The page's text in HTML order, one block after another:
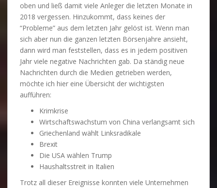
oben und ließ damit viele Anleger die letzten Monate in
2018 vergessen. Hinzukommt, dass keines der
“Probleme” aus dem letzten Jahr gelöst ist. Wenn man
sich aber nun die ganzen letzten Börsenjahre ansieht,
dann wird man feststellen, dass es in jedem positiven
Jahr viele negative Nachrichten gab. Da ständig neue
Nachrichten durch die Medien getrieben werden,
möchte ich hier eine Übersicht der wichtigsten
aufführen:
Krimkrise
Wirtschaftswachstum von China verlangsamt sich
Griechenland wählt Linksradikale
Brexit
Die USA wählen Trump
Haushaltsstreit in Italien
Trotz all dieser Ereignisse konnten viele Unternehmen